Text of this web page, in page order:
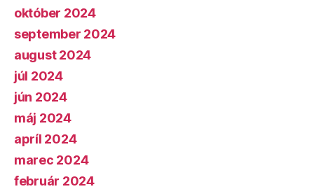
október 2024
september 2024
august 2024
júl 2024
jún 2024
máj 2024
apríl 2024
marec 2024
február 2024